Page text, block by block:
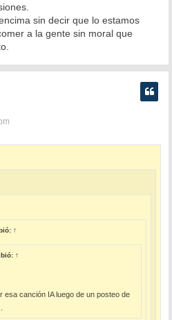
sin decir que lo estamos
a la gente sin moral que
↑
↑
esa canción IA luego de un posteo de